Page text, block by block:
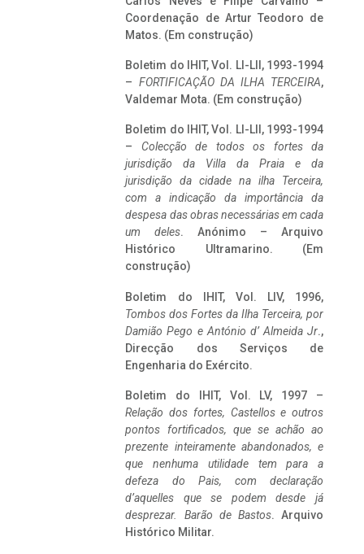
Coordenação de Artur Teodoro de
Matos. (Em construção)
Boletim do IHIT, Vol. LI-LII, 1993-1994
– FORTIFICAÇÃO DA ILHA TERCEIRA,
Valdemar Mota. (Em construção)
Boletim do IHIT, Vol. LI-LII, 1993-1994
– Colecção de todos os fortes da
jurisdição da Villa da Praia e da
jurisdição da cidade na ilha Terceira,
com a indicação da importância da
despesa das obras necessárias em cada
um deles. Anónimo – Arquivo
Histórico Ultramarino. (Em
construção)
Boletim do IHIT, Vol. LIV, 1996,
Tombos dos Fortes da Ilha Terceira, por
Damião Pego e António d’ Almeida Jr.,
Direcção dos Serviços de
Engenharia do Exército.
Boletim do IHIT, Vol. LV, 1997 –
Relação dos fortes, Castellos e outros
pontos fortificados, que se achão ao
prezente inteiramente abandonados, e
que nenhuma utilidade tem para a
defeza do Pais, com declaração
d’aquelles que se podem desde já
desprezar. Barão de Bastos. Arquivo
Histórico Militar.